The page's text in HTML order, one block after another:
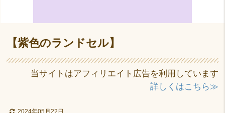
【紫色のランドセル】
当サイトはアフィリエイト広告を利用しています
詳しくはこちら≫
2024年05月22日